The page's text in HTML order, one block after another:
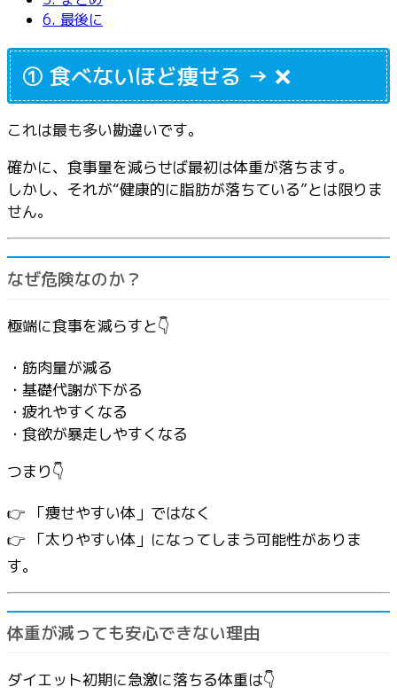
6. 最後に
① 食べないほど痩せる → ❌
これは最も多い勘違いです。
確かに、食事量を減らせば最初は体重が落ちます。
しかし、それが“健康的に脂肪が落ちている”とは限りま
せん。
なぜ危険なのか？
極端に食事を減らすと👇
・筋肉量が減る
・基礎代謝が下がる
・疲れやすくなる
・食欲が暴走しやすくなる
つまり👇
👉 「痩せやすい体」ではなく
👉 「太りやすい体」になってしまう可能性がありま
す。
体重が減っても安心できない理由
ダイエット初期に急激に落ちる体重は👇